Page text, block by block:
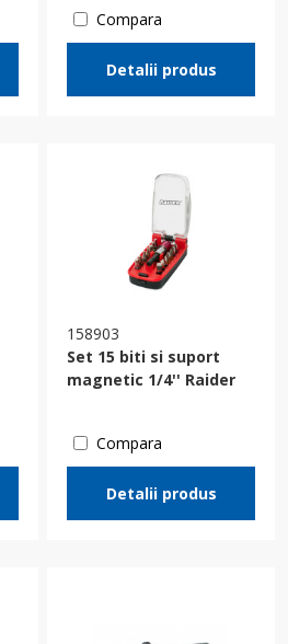
Compara
Detalii produs
158903
Set 15 biti si suport
magnetic 1/4'' Raider
Compara
Detalii produs